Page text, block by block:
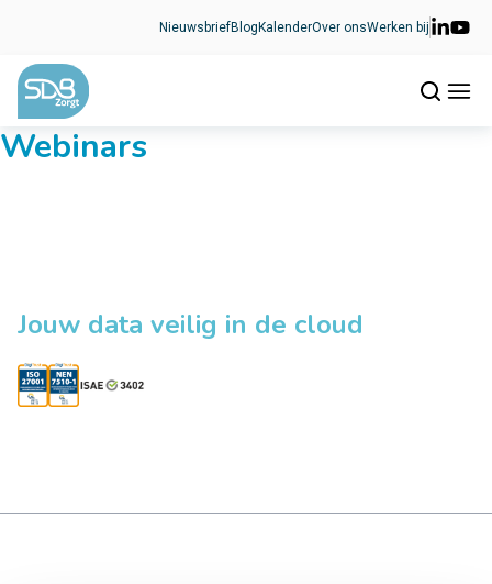
NieuwsbriefBlog KalenderOver onsWerken bij
Webinars
Jouw data veilig in de cloud